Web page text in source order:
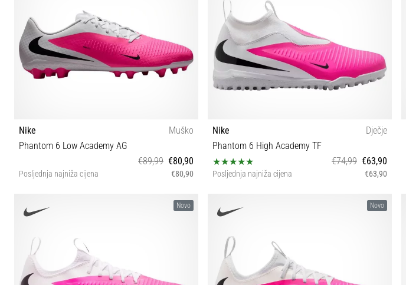
Nike
Muško
Phantom 6 Low Academy AG
€89,99 €80,90
Posljednja najniža cijena €80,90
Nike
Dječje
Phantom 6 High Academy TF
€74,99 €63,90
Posljednja najniža cijena €63,90
Novo Novo